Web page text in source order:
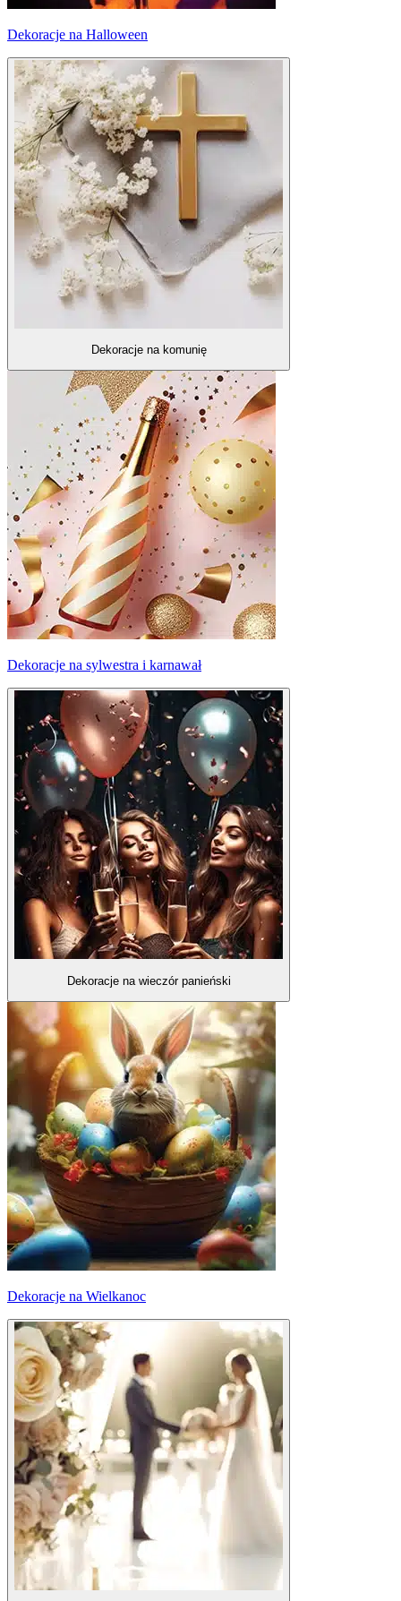
Dekoracje na Halloween
Dekoracje na komunię
Dekoracje na sylwestra i karnawał
Dekoracje na wieczór panieński
Dekoracje na Wielkanoc